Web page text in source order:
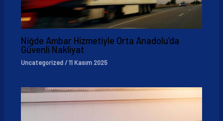
Niğde Ambar Hizmetiyle Orta Anadolu’da
Güvenli Nakliyat
Uncategorized/11 Kasım 2025